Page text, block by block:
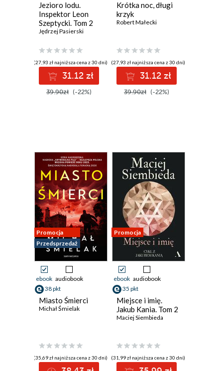
Jezioro lodu.
Inspektor Leon
Szeptycki. Tom 2
Jędrzej Pasierski
(27,93 zł najniższa cena z 30 dni)
31.12 zł
39.90zł (-22%)
Krótka noc, długi
krzyk
Robert Małecki
(27,93 zł najniższa cena z 30 dni)
31.12 zł
39.90zł (-22%)
Promocja
Przedsprzedaż
ebook audiobook
38 pkt
Miasto Śmierci
Michał Śmielak
(35,69 zł najniższa cena z 30 dni)
Promocja
ebook audiobook
35 pkt
Miejsce i imię.
Jakub Kania. Tom 2
Maciej Siembieda
(31,99 zł najniższa cena z 30 dni)